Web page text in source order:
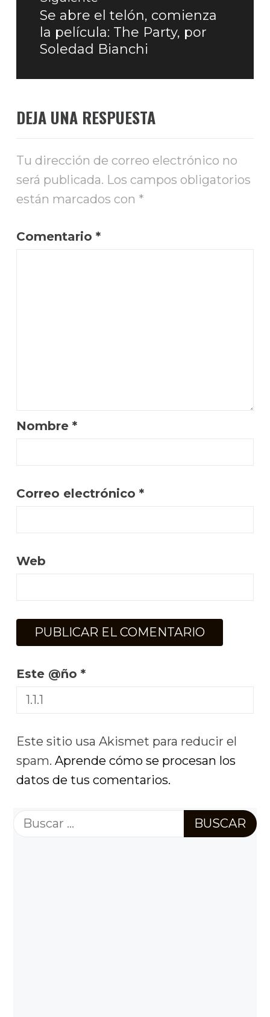
Entrada
siguiente:
Se abre el telón, comienza
la película: The Party, por
Soledad Bianchi
DEJA UNA RESPUESTA
Tu dirección de correo electrónico no
será publicada. Los campos obligatorios
están marcados con *
Comentario *
Nombre *
Correo electrónico *
Web
Este @ño *
Este sitio usa Akismet para reducir el
spam. Aprende cómo se procesan los
datos de tus comentarios.
Buscar: